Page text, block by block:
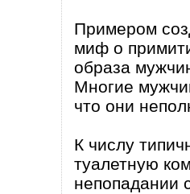
Примером
миф о
образа
Многие
что они
К числу
туалетную
непопадании